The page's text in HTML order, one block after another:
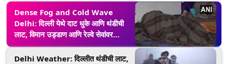
Dense Fog and Cold Wave
Delhi: दिल्ली येथे दाट धुके आणि थंडीची
लाट, विमान उड्डाण आणि रेल्वे सेवांवर
परिणाम, दृश्यमानताही घटली
Delhi Weather: दिल्लीत थंडीची लाट,